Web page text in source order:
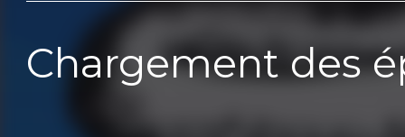
Chargement des